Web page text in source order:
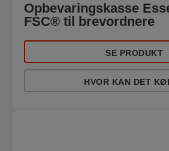
Opbevaringskasse
FSC® til brevordnere
SE PRODUKT
HVOR KAN DET